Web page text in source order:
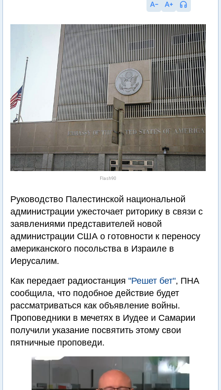
Flash90
Руководство Палестинской национальной
администрации ужесточает риторику в связи с
заявлениями представителей новой
администрации США о готовности к переносу
американского посольства в Израиле в
Иерусалим.
Как передает радиостанция "Решет бет", ПНА
сообщила, что подобное действие будет
рассматриваться как объявление войны.
Проповедники в мечетях в Иудее и Самарии
получили указание посвятить этому свои
пятничные проповеди.